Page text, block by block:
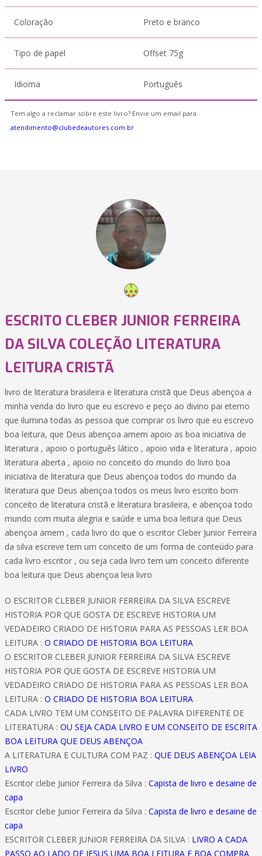
Coloração Preto e branco
Tipo de papel Offset 75g
Idioma Português
Tem algo a reclamar sobre este livro? Envie um email para
atendimento@clubedeautores.com.br
ESCRITO CLEBER JUNIOR FERREIRA
DA SILVA COLEÇÃO LITERATURA
LEITURA CRISTÃ
livro de literatura brasileira e literatura cristã que Deus abençoa a
minha venda do livro que eu escrevo e peço ao divino pai eterno
que ilumina todas as pessoa que comprar os livro que eu escrevo
boa leitura, que Deus abençoa amem apoio as boa iniciativa de
literatura , apoio o português lático , apoio vida e literatura , apoio
literatura aberta , apoio no conceito do mundo do livro boa
iniciativa de literatura que Deus abençoa todos do mundo da
literatura que Deus abençoa todos os meus livro escrito bom
conceito de literatura cristã e literatura brasileira, e abençoa todo
mundo com muita alegria e saúde e uma boa leitura que Deus
abençoa amem , cada livro do que o escritor Cleber Junior Ferreira
da silva escreve tem um conceito de um forma de conteúdo para
cada livro escritor , ou seja cada livro tem um conceito diferente
boa leitura que Deus abençoa leia livro
O ESCRITOR CLEBER JUNIOR FERREIRA DA SILVA ESCREVE
HISTORIA POR QUE GOSTA DE ESCREVE HISTORIA UM
VEDADEIRO CRIADO DE HISTORIA PARA AS PESSOAS LER BOA
LEITURA : O CRIADO DE HISTORIA BOA LEITURA
O ESCRITOR CLEBER JUNIOR FERREIRA DA SILVA ESCREVE
HISTORIA POR QUE GOSTA DE ESCREVE HISTORIA UM
VEDADEIRO CRIADO DE HISTORIA PARA AS PESSOAS LER BOA
LEITURA : O CRIADO DE HISTORIA BOA LEITURA
CADA LIVRO TEM UM CONSEITO DE PALAVRA DIFERENTE DE
LITERATURA : OU SEJA CADA LIVRO E UM CONSEITO DE ESCRITA
BOA LEITURA QUE DEUS ABENÇOA
A LITERATURA E CULTURA COM PAZ : QUE DEUS ABENÇOA LEIA
LIVRO
Escritor clebe Junior Ferreira da Silva : Capista de livro e desaine de
capa
Escritor clebe Junior Ferreira da Silva : Capista de livro e desaine de
capa
ESCRITOR CLEBER JUNIOR FERREIRA DA SILVA : LIVRO A CADA
PASSO AO LADO DE JESUS UMA BOA LEITURA E BOA COMPRA